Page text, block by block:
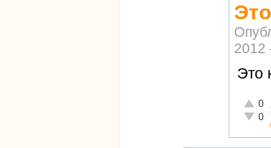
2012
Это
0
0